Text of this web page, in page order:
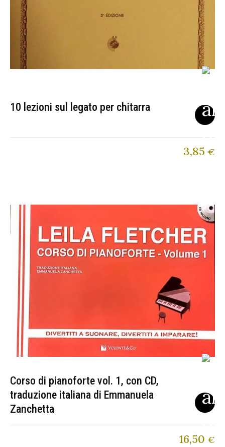
10 lezioni sul legato per chitarra
3,85 €
Corso di pianoforte vol. 1, con CD,
traduzione italiana di Emmanuela
Zanchetta
16,50 €